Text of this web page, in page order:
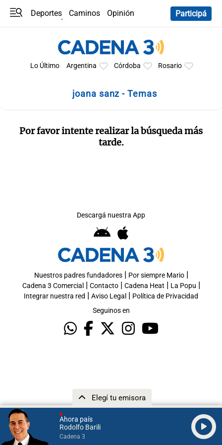
Ahora país
Rodolfo Barili
Cadena 3
Elegí tu emisora
Deportes Caminos
Opinión
Participá
Lo Último Argentina Córdoba Rosario
joana sanz - Temas
Por favor intente realizar la búsqueda más
tarde.
Descargá nuestra App
Nuestros padres fundadores| Por siempre Mario|
Cadena 3 Comercial | Contacto| Cadena Heat | La Popu |
Integrar nuestra red | Aviso Legal | Política de Privacidad
Seguinos en